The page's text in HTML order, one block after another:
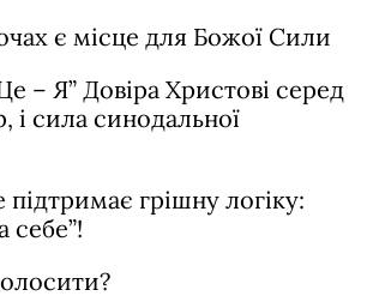
є місце для Божої Сили
– Я” Довіра Христові серед
і сила синодальної
підтримає грішну логіку:
себе”!